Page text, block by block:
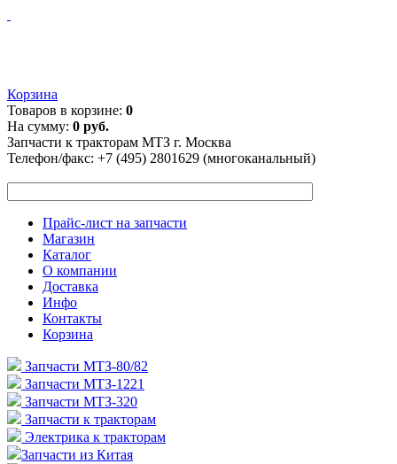
Корзина
Товаров в корзине: 0
На сумму: 0 руб.
Запчасти к тракторам МТЗ г. Москва
Телефон/факс: +7 (495) 2801629 (многоканальный)
Прайс-лист на запчасти
Магазин
Каталог
О компании
Доставка
Инфо
Контакты
Корзина
Запчасти МТЗ-80/82
Запчасти МТЗ-1221
Запчасти МТЗ-320
Запчасти к тракторам
Электрика к тракторам
Запчасти из Китая